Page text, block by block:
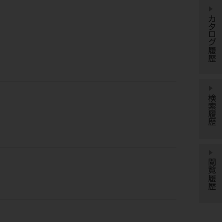
カタログ履歴
検索履歴
閲覧履歴